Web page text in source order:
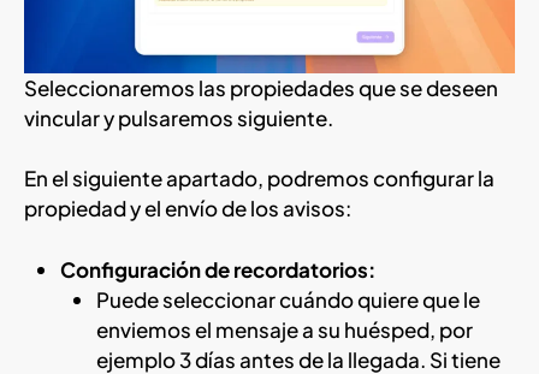
Seleccionaremos las propiedades que se deseen
vincular y pulsaremos siguiente.
En el siguiente apartado, podremos configurar la
propiedad y el envío de los avisos:
Configuración de recordatorios:
Puede seleccionar cuándo quiere que le
enviemos el mensaje a su huésped, por
ejemplo 3 días antes de la llegada. Si tiene